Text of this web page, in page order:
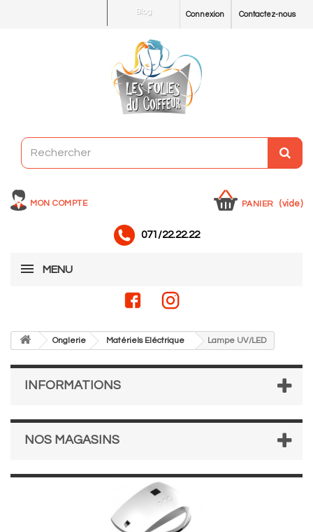
Contactez-nous
Connexion
Blog
MON COMPTE PANIER (vide)
071/22.22.22
MENU
Onglerie Matériels Eléctrique Lampe UV/LED
INFORMATIONS
NOS MAGASINS